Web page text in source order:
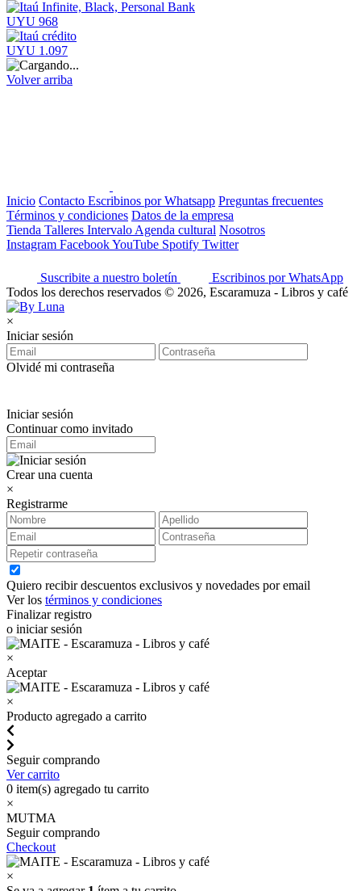
UYU 968
UYU 1.097
Volver arriba
Inicio Contacto Escribinos por Whatsapp Preguntas frecuentes
Términos y condiciones Datos de la empresa
Tienda Talleres Intervalo Agenda cultural Nosotros
Instagram FacebookYouTube Spotify Twitter
Suscribite a nuestro boletín
Escribinos por WhatsApp
Todos los derechos reservados © 2026, Escaramuza - Libros y café
×
Iniciar sesión
Olvidé mi contraseña
Iniciar sesión
Continuar como invitado
Crear una cuenta
×
Registrarme
Quiero recibir descuentos exclusivos y novedades por email
Ver los términos y condiciones
Finalizar registro
o iniciar sesión
×
Aceptar
×
Producto agregado a carrito
Seguir comprando
Ver carrito
0 item(s) agregado tu carrito
×
MUTMA
Seguir comprando
Checkout
×